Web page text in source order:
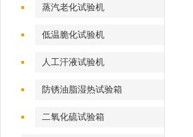
蒸汽老化试验机
低温脆化试验机
人工汗液试验机
防锈油脂湿热试验箱
二氧化硫试验箱